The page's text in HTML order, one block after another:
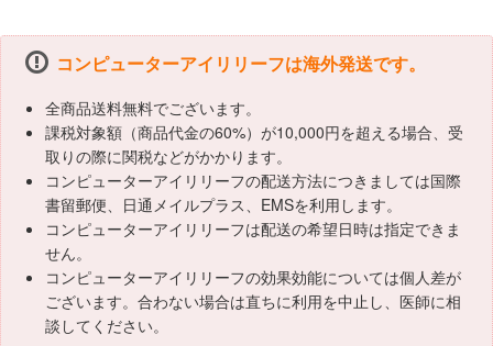
コンピューターアイリリーフは海外発送です。
全商品送料無料でございます。
課税対象額（商品代金の60%）が10,000円を超える場合、受
取りの際に関税などがかかります。
コンピューターアイリリーフの配送方法につきましては国際
書留郵便、日通メイルプラス、EMSを利用します。
コンピューターアイリリーフは配送の希望日時は指定できま
せん。
コンピューターアイリリーフの効果効能については個人差が
ございます。合わない場合は直ちに利用を中止し、医師に相
談してください。